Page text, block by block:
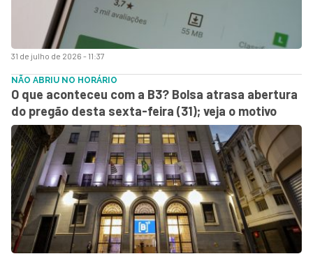
31 de julho de 2026 - 11:37
NÃO ABRIU NO HORÁRIO
O que aconteceu com a B3? Bolsa atrasa abertura
do pregão desta sexta-feira (31); veja o motivo